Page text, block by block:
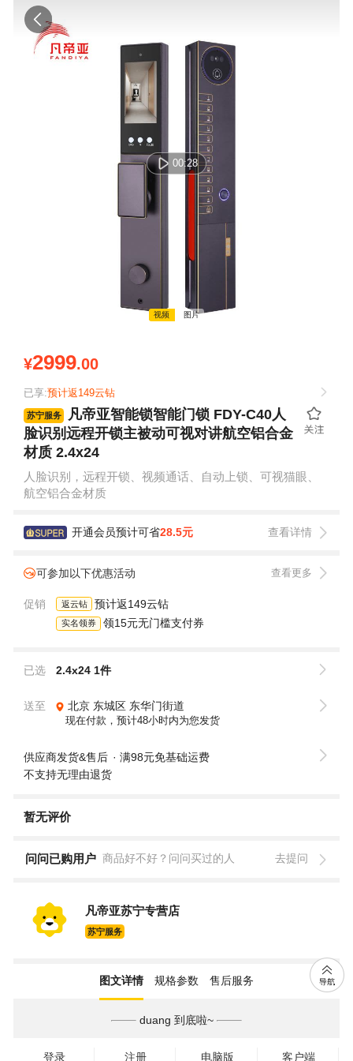
00:28
视频 图片
¥2999.00
已享:预计返149云钻
苏宁服务
凡帝亚智能锁智能门锁 FDY-C40人
脸识别远程开锁主被动可视对讲航空铝合金
材质 2.4x24
人脸识别，远程开锁、视频通话、自动上锁、可视猫眼、
航空铝合金材质
开通会员预计可省28.5元 查看详情
可参加以下优惠活动 查看更多
促销 返云钻 预计返149云钻
实名领券 领15元无门槛支付券
已选 2.4x24 1件
送至 北京 东城区 东华门街道
现在付款，预计48小时内为您发货
供应商发货&售后
满98元免基础运费
不支持无理由退货
暂无评价
问问已购用户 商品好不好？问问买过的人 去提问
凡帝亚苏宁专营店
苏宁服务
图文详情 规格参数 售后服务
duang 到底啦~
登录 注册 电脑版 客户端